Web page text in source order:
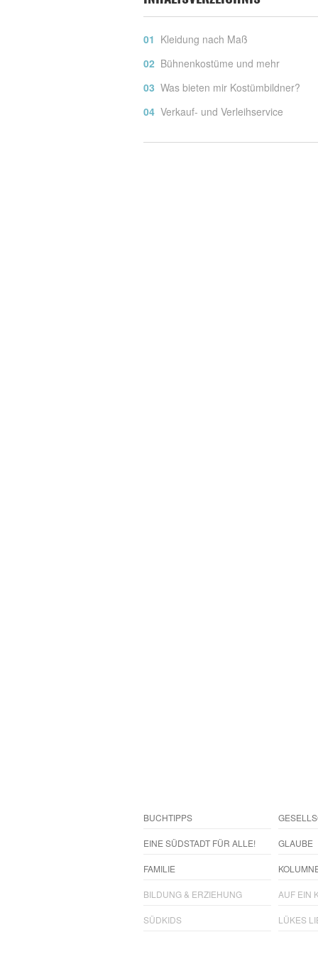
Kleidung nach Maß
Bühnenkostüme und mehr
Was bieten mir Kostümbildner?
Verkauf- und Verleihservice
BUCHTIPPS
EINE SÜDSTADT FÜR ALLE!
FAMILIE
BILDUNG & ERZIEHUNG
SÜDKIDS
GLAUBE
AUF EIN
LÜKES